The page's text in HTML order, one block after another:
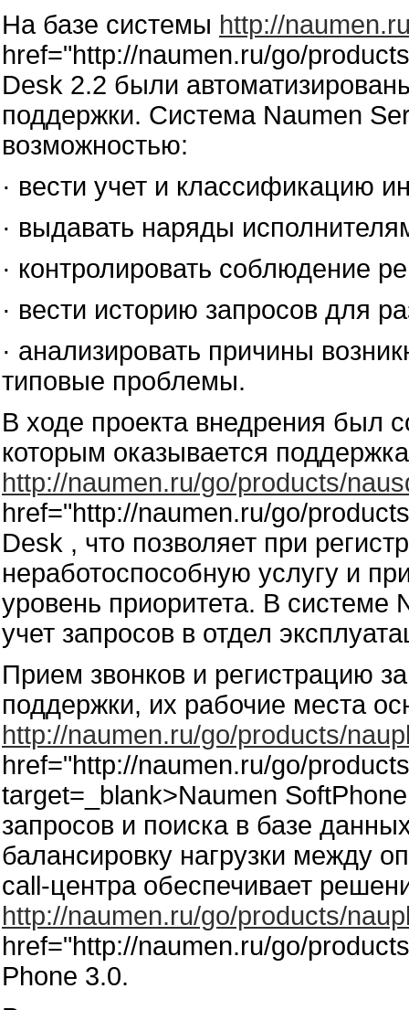
На базе системы http://
href="http://naumen.ru/go/
Desk 2.2 были
поддержки. Система Naumen
возможностью:
· вести учет и классификацию
· выдавать наряды
· контролировать соблюдение
· вести историю запросов для
· анализировать причины
типовые проблемы.
В ходе проекта внедрения был
которым оказывается
http://naumen.ru/go/products/
href="http://naumen.ru/go/
Desk , что позволяет при
неработоспособную услугу и
уровень приоритета. В системе
учет запросов в отдел
Прием звонков и регистрацию
поддержки, их рабочие места
http://naumen.ru/go/products/
href="http://naumen.ru/go/
target=_blank>Naumen
запросов и поиска в базе
балансировку нагрузки между
call-центра обеспечивает
http://naumen.ru/go/products/
href="http://naumen.ru/go/
Phone 3.0.